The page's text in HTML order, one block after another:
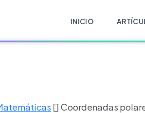
INICIO
Coordenadas